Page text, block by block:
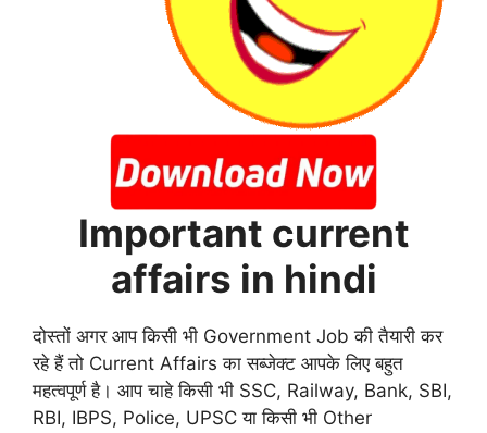
Important current
affairs in hindi
दोस्तों अगर आप किसी भी Government Job की तैयारी कर
रहे हैं तो Current Affairs का सब्जेक्ट आपके लिए बहुत
महत्वपूर्ण है। आप चाहे किसी भी SSC, Railway, Bank, SBI,
RBI, IBPS, Police, UPSC या किसी भी Other